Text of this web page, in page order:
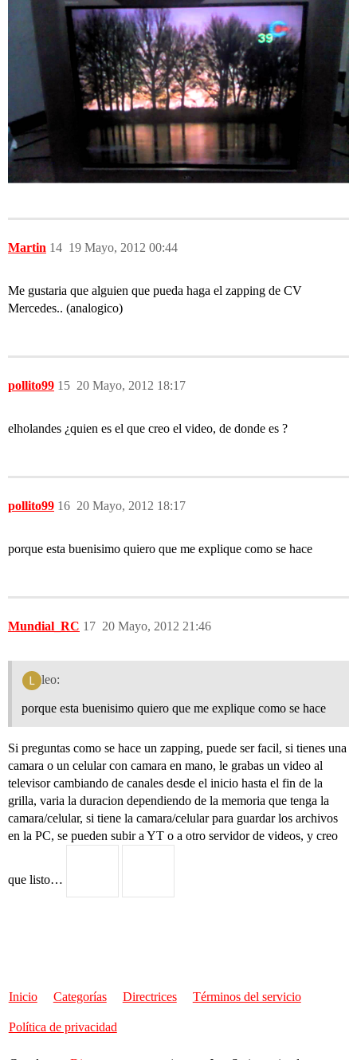
Martin 19 Mayo, 2012 00:44
14
Me gustaria que alguien que pueda haga el zapping de CV
Mercedes.. (analogico)
pollito99 20 Mayo, 2012 18:17
15
elholandes ¿quien es el que creo el video, de donde es ?
pollito99 20 Mayo, 2012 18:17
16
porque esta buenisimo quiero que me explique como se hace
Mundial_RC 20 Mayo, 2012 21:46
17
leo:
porque esta buenisimo quiero que me explique como se hace
Si preguntas como se hace un zapping, puede ser facil, si tienes una
camara o un celular con camara en mano, le grabas un video al
televisor cambiando de canales desde el inicio hasta el fin de la
grilla, varia la duracion dependiendo de la memoria que tenga la
camara/celular, si tiene la camara/celular para guardar los archivos
en la PC, se pueden subir a YT o a otro servidor de videos, y creo
que listo…
Inicio Categorías Directrices Términos del servicio
Política de privacidad